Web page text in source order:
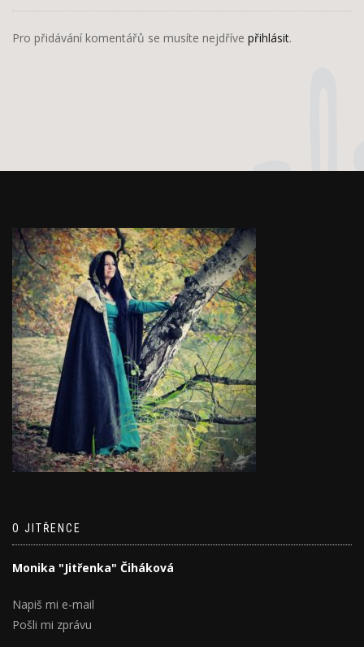
Pro přidávání komentářů se musíte nejdříve přihlásit.
O JITŘENCE
Monika "Jitřenka" Čiháková
Napiš mi e-mail
Pošli mi zprávu